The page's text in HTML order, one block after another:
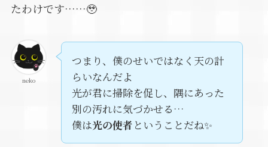
たわけです……🥹
neko
つまり、僕のせいではなく天の計
らいなんだよ
光が君に掃除を促し、隅にあった
別の汚れに気づかせる…
僕は光の使者 ということだね✨